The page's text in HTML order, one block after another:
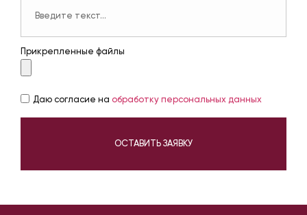
Прикрепленные файлы
Даю согласие на обработку персональных данных
ОСТАВИТЬ ЗАЯВКУ